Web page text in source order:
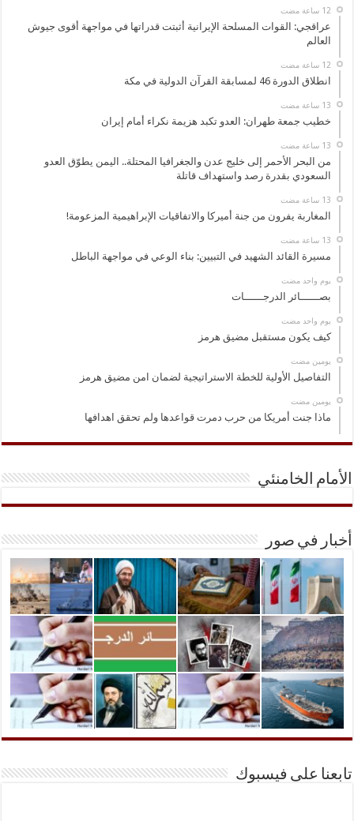
عراقجي: القوات المسلحة الإيرانية أثبتت قدراتها في مواجهة أقوى جيوش
العالم
انطلاق الدورة 46 لمسابقة القرآن الدولية في مكة
خطيب جمعة طهران: العدو تكبد هزيمة نكراء أمام إيران
من البحر الأحمر إلى خليج عدن والجغرافيا المحتلة.. اليمن يطوّق العدو
السعودي بقدرة رصد واستهداف قاتلة
المغاربة يفرون من جنة أميركا والاتفاقيات الإبراهيمية المزعومة!
مسيرة القائد الشهيد في التبيين: بناء الوعي في مواجهة الباطل
‏يوم واحد مضت
بصــــــائر الدرجــــــات
‏يوم واحد مضت
كيف يكون مستقبل مضيق هرمز
‏يومين مضت
التفاصيل الأولية للخطة الاستراتيجية لضمان امن مضيق هرمز
‏يومين مضت
ماذا جنت أمريكا من حرب دمرت قواعدها ولم تحقق اهدافها
الأمام الخامنئي
أخبار في صور
تابعنا على فيسبوك